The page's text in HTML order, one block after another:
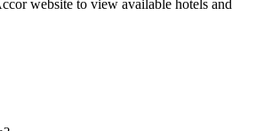
website to view available hotels and